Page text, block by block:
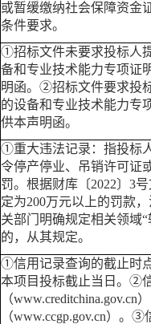
或暂缓缴纳社会保障资金
条件要求。
①招标文件未要求投标人
备和专业技术能力专项证
明函。②招标文件要求投
的设备和专业技术能力专
供本声明函。
①重大违法记录：指投标
令停产停业、吊销许可证
罚。根据财库〔2022〕3
定为200万元以上的罚款
关部门明确规定相关领域
的，从其规定。
①信用记录查询的截止时
本项目投标截止当日。②
（www.creditchina.gov.cn
（www.ccgp.gov.cn）。